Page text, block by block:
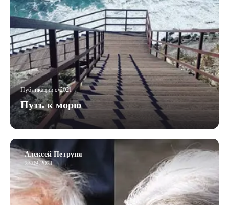
Публикации c/2021
Путь к морю
Алексей Петруня
23.09.2021